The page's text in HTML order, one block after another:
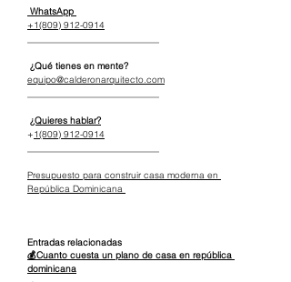
WhatsApp
+1(809) 912-0914
¿Qué tienes en mente?
equipo@calderonarquitecto.com
¿Quieres hablar?
+1(809) 912-0914
Presupuesto para construir casa moderna en
República Dominicana
Entradas relacionadas
💰Cuanto cuesta un plano de casa en república
dominicana